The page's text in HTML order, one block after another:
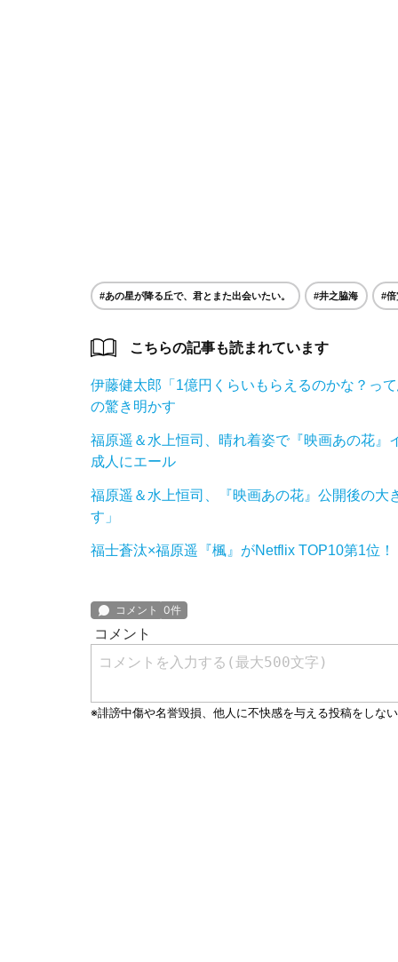
#あの星が降る丘で、君とまた出会いたい。 #井之脇海 #倍
こちらの記事も読まれています
伊藤健太郎「1億円くらいもらえるのかな？っ
の驚き明かす
福原遥＆水上恒司、晴れ着姿で『映画あの花
成人にエール
福原遥＆水上恒司、『映画あの花』公開後の
す」
福士蒼汰×福原遥『楓』がNetflix TOP10第1位